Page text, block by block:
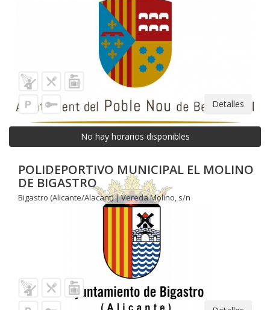
Detalles
No hay horarios disponibles
POLIDEPORTIVO MUNICIPAL EL MOLINO
DE BIGASTRO
Bigastro (Alicante/Alacant) | Vereda Molino, s/n